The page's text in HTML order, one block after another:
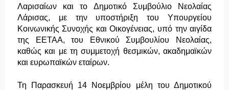
Λαρισαίων και το Δημοτικό Συμβούλιο Νεολαίας
Λάρισας, με την υποστήριξη του Υπουργείου
Κοινωνικής Συνοχής και Οικογένειας, υπό την αιγίδα
της ΕΕΤΑΑ, του Εθνικού Συμβουλίου Νεολαίας,
καθώς και με τη συμμετοχή θεσμικών, ακαδημαϊκών
και ευρωπαϊκών εταίρων.
Τη Παρασκευή 14 Νοεμβρίου μέλη του Δημοτικού